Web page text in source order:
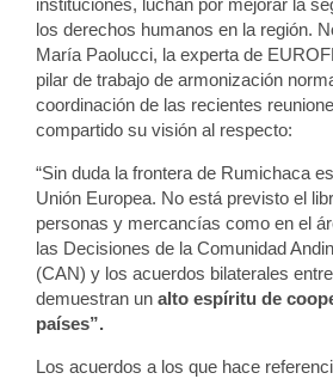
instituciones, luchan por mejorar la
los derechos humanos en la región.
María Paolucci, la experta de
pilar de trabajo de armonización
coordinación de las recientes
compartido su visión al respecto:
“Sin duda la frontera de Rumichaca
Unión Europea. No está previsto el
personas y mercancías como en el
las Decisiones de la Comunidad
(CAN) y los acuerdos bilaterales
demuestran un alto espíritu de
países”.
Los acuerdos a los que hace